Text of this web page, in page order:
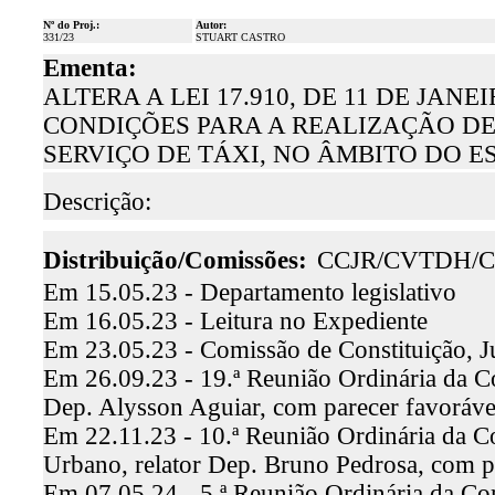
Nº do Proj.:
331/23
Autor:
STUART CASTRO
Ementa:
ALTERA A LEI 17.910, DE 11 DE
CONDIÇÕES PARA A REALIZAÇÃO
SERVIÇO DE TÁXI, NO ÂMBITO DO
Descrição:
Distribuição/Comissões: CCJR/CVTDH/
Em 15.05.23 - Departamento legislativo
Em 16.05.23 - Leitura no Expediente
Em 23.05.23 - Comissão de Constituição,
Em 26.09.23 - 19.ª Reunião Ordinária da
Dep. Alysson Aguiar, com parecer
Em 22.11.23 - 10.ª Reunião Ordinária da
Urbano, relator Dep. Bruno Pedrosa, com